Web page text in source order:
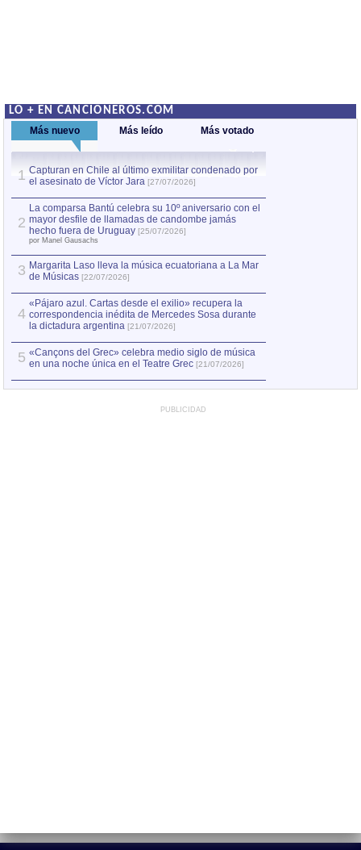
LO + EN CANCIONEROS.COM
Más nuevo Más leído Más votado
1 Capturan en Chile al último exmilitar condenado por
el asesinato de Víctor Jara [27/07/2026]
2
La comparsa Bantú celebra su 10º aniversario con el
mayor desfile de llamadas de candombe jamás
hecho fuera de Uruguay [25/07/2026]
por Manel Gausachs
3 Margarita Laso lleva la música ecuatoriana a La Mar
de Músicas [22/07/2026]
4
«Pájaro azul. Cartas desde el exilio» recupera la
correspondencia inédita de Mercedes Sosa durante
la dictadura argentina [21/07/2026]
5 «Cançons del Grec» celebra medio siglo de música
en una noche única en el Teatre Grec [21/07/2026]
PUBLICIDAD